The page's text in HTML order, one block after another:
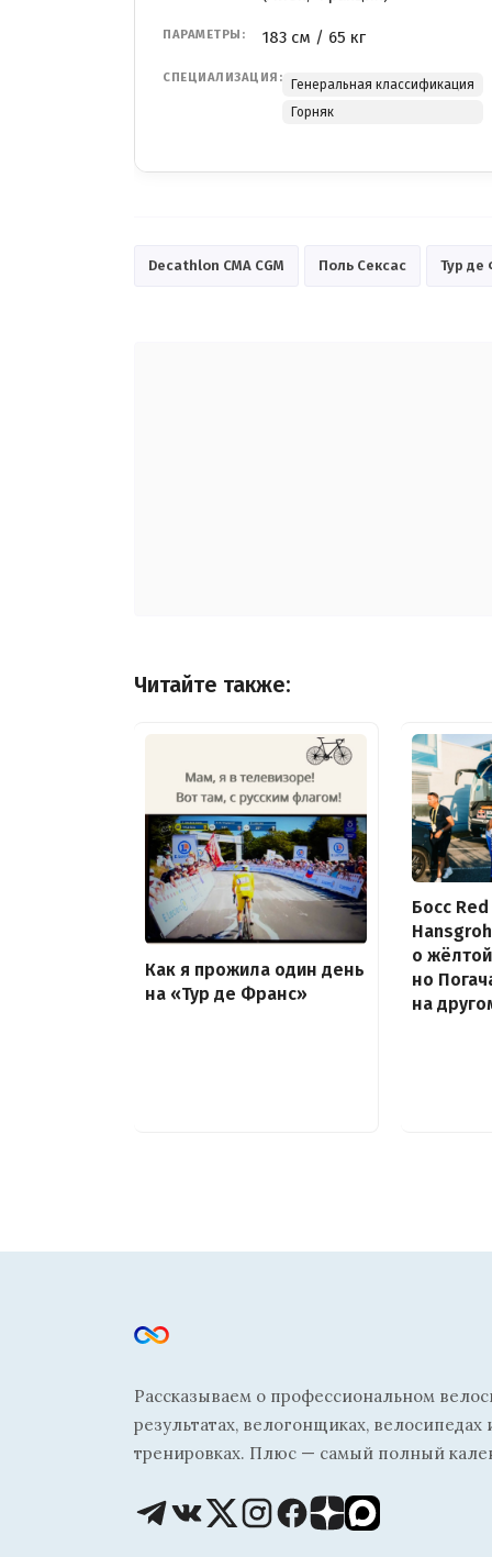
ПАРАМЕТРЫ: 183 см / 65 кг
СПЕЦИАЛИЗАЦИЯ:
Генеральная классификация
Горняк
Decathlon CMA CGM Поль Сексас Тур де
Читайте также:
Как я прожила один день
на «Тур де Франс»
Босс
о
но
на
Рассказываем о профессиональном
результатах, велогонщиках,
тренировках. Плюс — самый полный